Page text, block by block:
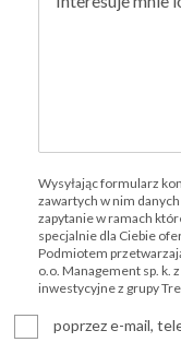
Wysyłając formularz
zawartych w nim
zapytanie w ramach
specjalnie dla Ciebie
Podmiotem
o.o. Management sp. k.
inwestycyjne z grupy
poprzez e-mail,